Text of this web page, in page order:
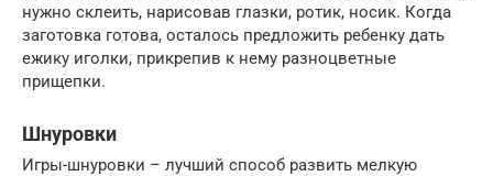
нужно склеить, нарисовав глазки, ротик, носик. Когда
заготовка готова, осталось предложить ребенку дать
ежику иголки, прикрепив к нему разноцветные
прищепки.
Шнуровки
Игры-шнуровки – лучший способ развить мелкую